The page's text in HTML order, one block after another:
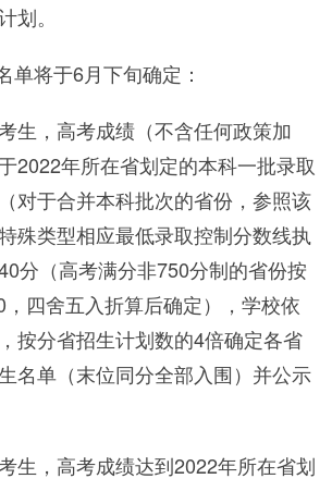
划。
单将于6月下旬确定：
生，高考成绩（不含任何政策加
2022年所在省划定的本科一批录取
对于合并本科批次的省份，参照该
殊类型相应最低录取控制分数线执
分（高考满分非750分制的省份按
四舍五入折算后确定），学校依
按分省招生计划数的4倍确定各省
名单（末位同分全部入围）并公示
生，高考成绩达到2022年所在省划